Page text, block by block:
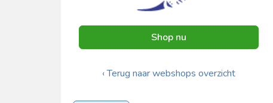
Shop nu
‹ Terug naar webshops overzicht